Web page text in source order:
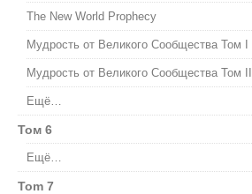
The New World Prophecy
Мудрость от Великого Сообщества Том I
Мудрость от Великого Сообщества Том II
Ещё…
Том 6
Ещё…
Tom 7